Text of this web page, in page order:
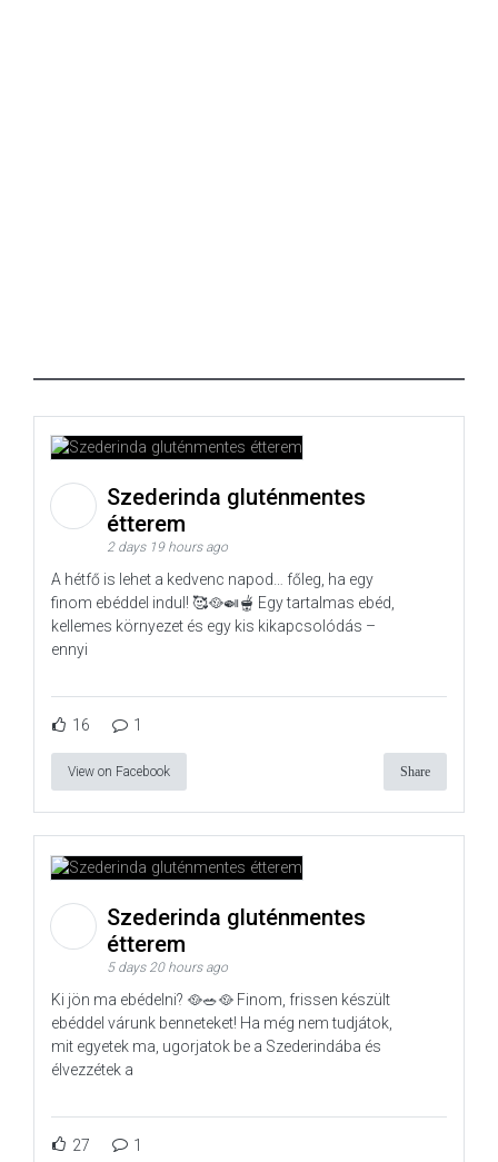
Szederinda gluténmentes
étterem
2 days 19 hours ago
A hétfő is lehet a kedvenc napod… főleg, ha egy
finom ebéddel indul! 🥰🥘🍛🫕 Egy tartalmas ebéd,
kellemes környezet és egy kis kikapcsolódás –
ennyi
16 1
View on Facebook Share
Szederinda gluténmentes
étterem
5 days 20 hours ago
Ki jön ma ebédelni? 🥘🥗🥘 Finom, frissen készült
ebéddel várunk benneteket! Ha még nem tudjátok,
mit egyetek ma, ugorjatok be a Szederindába és
élvezzétek a
27 1